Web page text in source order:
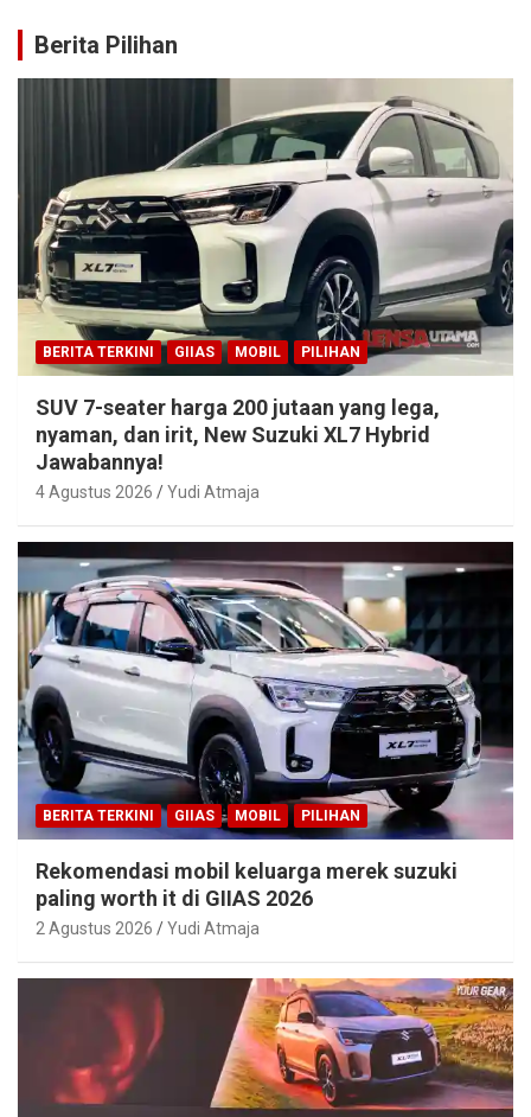
Berita Pilihan
BERITA TERKINI GIIAS MOBIL PILIHAN
SUV 7-seater harga 200 jutaan yang lega,
nyaman, dan irit, New Suzuki XL7 Hybrid
Jawabannya!
4 Agustus 2026 Yudi Atmaja
BERITA TERKINI GIIAS MOBIL PILIHAN
Rekomendasi mobil keluarga merek suzuki
paling worth it di GIIAS 2026
2 Agustus 2026 Yudi Atmaja